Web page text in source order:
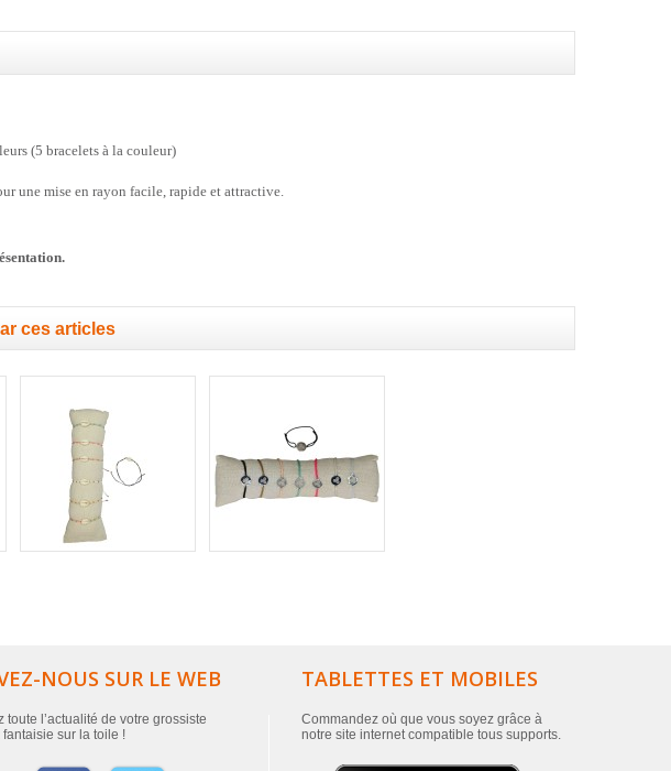
(5 bracelets à la couleur)
une mise en rayon facile, rapide et attractive.
ces articles
NOUS SUR LE WEB
toute l’actualité de votre grossiste
fantaisie sur la toile !
TABLETTES ET MOBILES
Commandez où que vous soyez grâce à
notre site internet compatible tous supports.